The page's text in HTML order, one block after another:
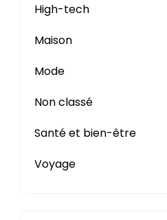
High-tech
Maison
Mode
Non classé
Santé et bien-être
Voyage